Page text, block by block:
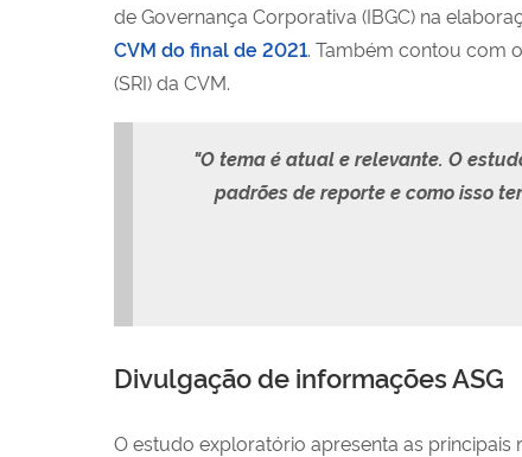
de Governança Corporativa (IBGC) na
CVM do final de 2021. Também contou com
(SRI) da CVM.
"O tema é atual e relevante. O
padrões de reporte e como isso
Divulgação de informações ASG
O estudo exploratório apresenta as